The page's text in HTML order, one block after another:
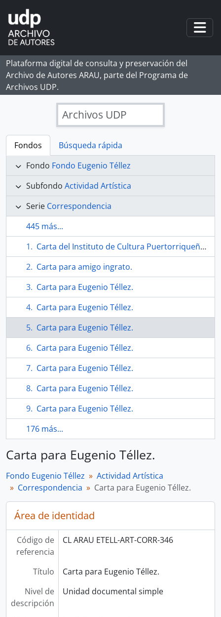
Skip to main content
Plataforma digital de consulta y preservación del
Archivo de Autores ARAU, parte del Programa de
Archivos UDP.
Archivos UDP
Fondos
Búsqueda rápida
Fondo Fondo Eugenio Téllez
Subfondo Actividad Artística
Serie Correspondencia
445 más...
Carta del Instituto de Cultura Puertorriqueña a Téllez.
Carta para amigo ingrato.
Carta para Eugenio Téllez.
Carta para Eugenio Téllez.
Carta para Eugenio Téllez.
Carta para Eugenio Téllez.
Carta para Eugenio Téllez.
Carta para Eugenio Téllez.
Carta para Eugenio Téllez.
176 más...
Carta para Eugenio Téllez.
Fondo Eugenio Téllez
Actividad Artística
Correspondencia
Carta para Eugenio Téllez.
Área de identidad
Código de
referencia
CL ARAU ETELL-ART-CORR-346
Título
Carta para Eugenio Téllez.
Nivel de
descripción
Unidad documental simple